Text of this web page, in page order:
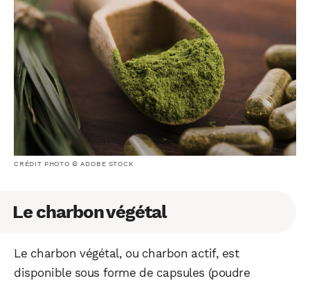
CRÉDIT PHOTO © ADOBE STOCK
Le charbon végétal
Le charbon végétal, ou charbon actif, est
disponible sous forme de capsules (poudre